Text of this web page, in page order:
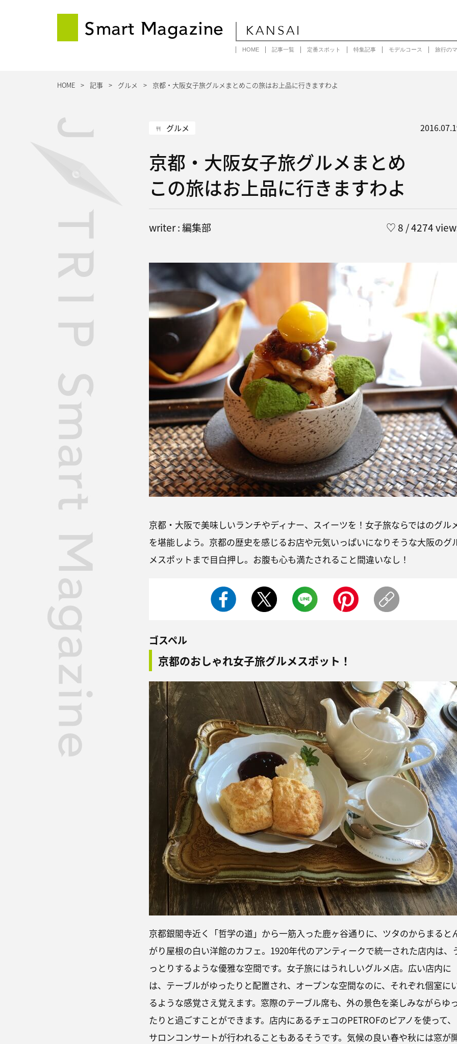
Smart Magazine KANSAI
HOME 記事一覧 定番スポット 特集記事 モデルコース 旅行の
HOME 記事 グルメ 京都・大阪女子旅グルメまとめこの旅はお上品に行きますわよ
グルメ
京都・大阪女子旅グルメまとめ
この旅はお上品に行きますわよ
writer : 編集部 ♡ 8 / 4274
京都・大阪で美味しいランチやディナー、スイーツを！女子旅ならではのグル
を堪能しよう。京都の歴史を感じるお店や元気いっぱいになりそうな大阪のグ
メスポットまで目白押し。お腹も心も満たされること間違いなし！
ゴスペル
京都のおしゃれ女子旅グルメスポット！
京都銀閣寺近く「哲学の道」から一筋入った鹿ヶ谷通りに、ツタのからまると
がり屋根の白い洋館のカフェ。1920年代のアンティークで統一された店内は、
っとりするような優雅な空間です。女子旅にはうれしいグルメ店。広い店内に
は、テーブルがゆったりと配置され、オープンな空間なのに、それぞれ個室に
るような感覚さえ覚えます。窓際のテーブル席も、外の景色を楽しみながらゆ
たりと過ごすことができます。店内にあるチェコのPETROFのピアノを使って、
サロンコンサートが行われることもあるそうです。気候の良い春や秋には窓が